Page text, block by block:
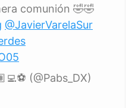
comunión 🤣🤣
@JavierVarelaSur
(@Pabs_DX)